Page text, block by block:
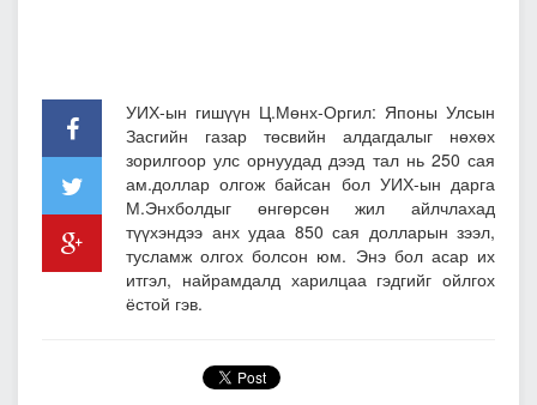
УИХ-ын гишүүн Ц.Мөнх-Оргил: Японы Улсын
Засгийн газар төсвийн алдагдалыг нөхөх
зорилгоор улс орнуудад дээд тал нь 250 сая
ам.доллар олгож байсан бол УИХ-ын дарга
М.Энхболдыг өнгөрсөн жил айлчлахад
түүхэндээ анх удаа 850 сая долларын зээл,
тусламж олгох болсон юм. Энэ бол асар их
итгэл, найрамдалд харилцаа гэдгийг ойлгох
ёстой гэв.